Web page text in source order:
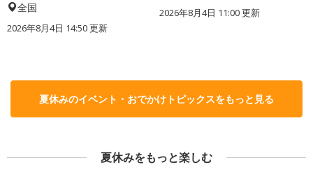
全国
2026年8月4日 14:50更新
2026年8月4日 11:00更新
夏休みのイベント・おでかけトピックスをもっと見る
夏休みをもっと楽しむ